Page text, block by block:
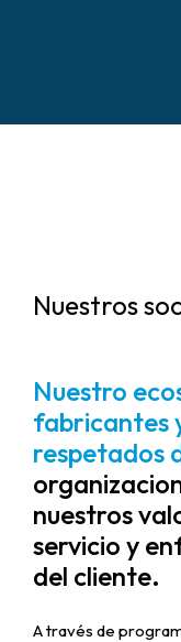
Nuestros
Nuestro
fabricantes
respetados
nuestros
servicio y
del cliente.
A través de